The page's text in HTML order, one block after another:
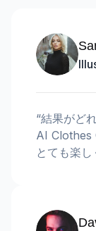
“結果がど
AI Clothes
とても楽し